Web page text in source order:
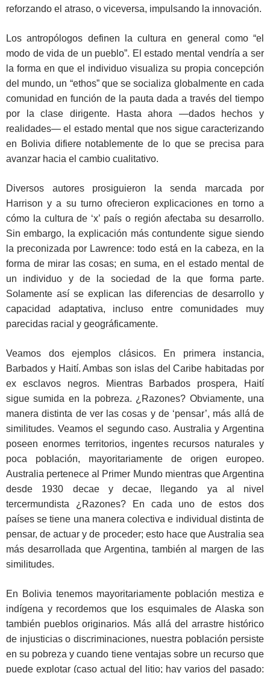
reforzando el atraso, o viceversa, impulsando la innovación.
Los antropólogos definen la cultura en general como “el
modo de vida de un pueblo”. El estado mental vendría a ser
la forma en que el individuo visualiza su propia concepción
del mundo, un “ethos” que se socializa globalmente en cada
comunidad en función de la pauta dada a través del tiempo
por la clase dirigente. Hasta ahora —dados hechos y
realidades— el estado mental que nos sigue caracterizando
en Bolivia difiere notablemente de lo que se precisa para
avanzar hacia el cambio cualitativo.
Diversos autores prosiguieron la senda marcada por
Harrison y a su turno ofrecieron explicaciones en torno a
cómo la cultura de ‘x’ país o región afectaba su desarrollo.
Sin embargo, la explicación más contundente sigue siendo
la preconizada por Lawrence: todo está en la cabeza, en la
forma de mirar las cosas; en suma, en el estado mental de
un individuo y de la sociedad de la que forma parte.
Solamente así se explican las diferencias de desarrollo y
capacidad adaptativa, incluso entre comunidades muy
parecidas racial y geográficamente.
Veamos dos ejemplos clásicos. En primera instancia,
Barbados y Haití. Ambas son islas del Caribe habitadas por
ex esclavos negros. Mientras Barbados prospera, Haití
sigue sumida en la pobreza. ¿Razones? Obviamente, una
manera distinta de ver las cosas y de ‘pensar’, más allá de
similitudes. Veamos el segundo caso. Australia y Argentina
poseen enormes territorios, ingentes recursos naturales y
poca población, mayoritariamente de origen europeo.
Australia pertenece al Primer Mundo mientras que Argentina
desde 1930 decae y decae, llegando ya al nivel
tercermundista ¿Razones? En cada uno de estos dos
países se tiene una manera colectiva e individual distinta de
pensar, de actuar y de proceder; esto hace que Australia sea
más desarrollada que Argentina, también al margen de las
similitudes.
En Bolivia tenemos mayoritariamente población mestiza e
indígena y recordemos que los esquimales de Alaska son
también pueblos originarios. Más allá del arrastre histórico
de injusticias o discriminaciones, nuestra población persiste
en su pobreza y cuando tiene ventajas sobre un recurso que
puede explotar (caso actual del litio; hay varios del pasado: